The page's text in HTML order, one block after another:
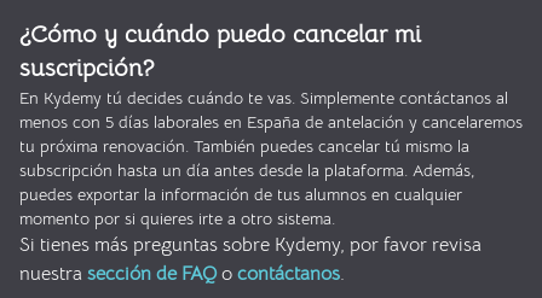
¿Cómo y cuándo puedo cancelar mi
suscripción?
En Kydemy tú decides cuándo te vas. Simplemente contáctanos al
menos con 5 días laborales en España de antelación y cancelaremos
tu próxima renovación. También puedes cancelar tú mismo la
subscripción hasta un día antes desde la plataforma. Además,
puedes exportar la información de tus alumnos en cualquier
momento por si quieres irte a otro sistema.
Si tienes más preguntas sobre Kydemy, por favor revisa
nuestra sección de FAQo contáctanos.